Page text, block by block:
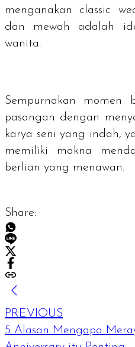
menganakan classic
dan mewah adalah
wanita.
Sempurnakan momen
pasangan dengan
karya seni yang indah,
memiliki makna
berlian yang menawan.
Share:
PREVIOUS
5 Alasan Mengapa